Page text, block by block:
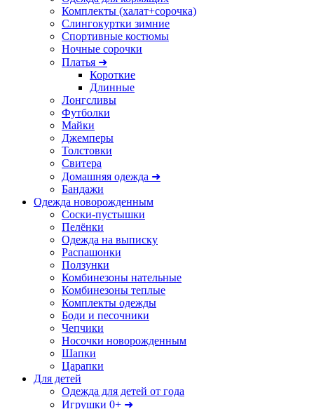
Комплекты (халат+сорочка)
Слингокуртки зимние
Спортивные костюмы
Ночные сорочки
Платья ➜
Короткие
Длинные
Лонгсливы
Футболки
Майки
Джемперы
Толстовки
Свитера
Домашняя одежда ➜
Бандажи
Одежда новорожденным
Соски-пустышки
Пелёнки
Одежда на выписку
Распашонки
Ползунки
Комбинезоны нательные
Комбинезоны теплые
Комплекты одежды
Боди и песочники
Чепчики
Носочки новорожденным
Шапки
Царапки
Для детей
Одежда для детей от года
Игрушки 0+ ➜